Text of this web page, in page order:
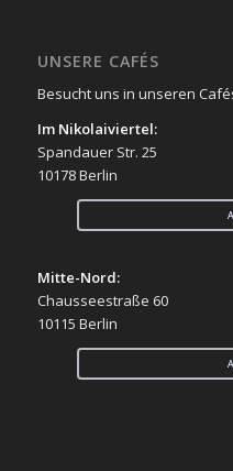
UNSERE CAFÉS
Besucht uns in unseren
Im Nikolaiviertel:
Spandauer Str. 25
10178 Berlin
Mitte-Nord:
Chausseestraße 60
10115 Berlin